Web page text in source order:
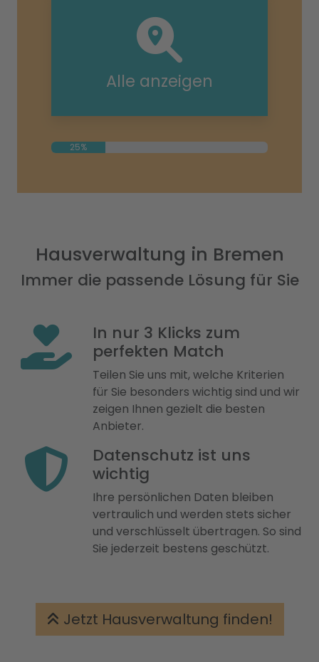
Alle anzeigen
25%
Hausverwaltung in Bremen
Immer die passende Lösung für Sie
In nur 3 Klicks zum
perfekten Match
Teilen Sie uns mit, welche Kriterien
für Sie besonders wichtig sind und wir
zeigen Ihnen gezielt die besten
Anbieter.
Datenschutz ist uns
wichtig
Ihre persönlichen Daten bleiben
vertraulich und werden stets sicher
und verschlüsselt übertragen. So sind
Sie jederzeit bestens geschützt.
Jetzt Hausverwaltung finden!